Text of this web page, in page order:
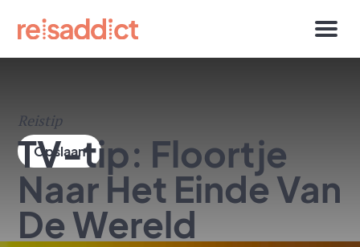
Reistip
TV-tip: Floortje
Naar Het Einde Van
De Wereld